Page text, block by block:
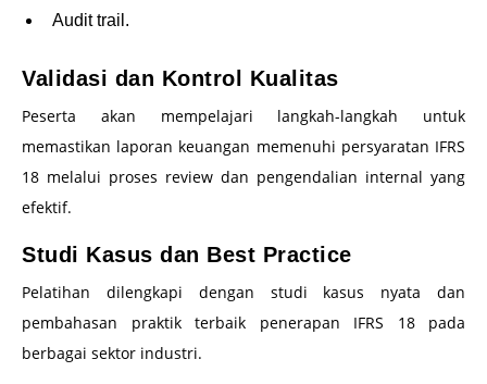
Audit trail.
Validasi dan Kontrol Kualitas
Peserta akan mempelajari langkah-langkah untuk
memastikan laporan keuangan memenuhi persyaratan IFRS
18 melalui proses review dan pengendalian internal yang
efektif.
Studi Kasus dan Best Practice
Pelatihan dilengkapi dengan studi kasus nyata dan
pembahasan praktik terbaik penerapan IFRS 18 pada
berbagai sektor industri.